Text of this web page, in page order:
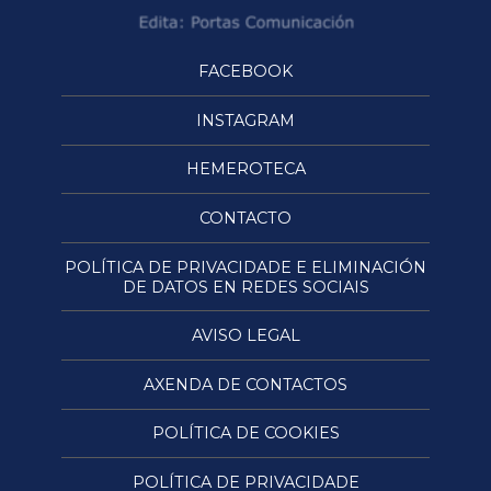
FACEBOOK
INSTAGRAM
HEMEROTECA
CONTACTO
POLÍTICA DE PRIVACIDADE E ELIMINACIÓN
DE DATOS EN REDES SOCIAIS
AVISO LEGAL
AXENDA DE CONTACTOS
POLÍTICA DE COOKIES
POLÍTICA DE PRIVACIDADE